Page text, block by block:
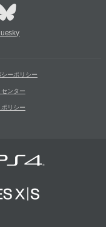
シーポリシー
ンター
リシー